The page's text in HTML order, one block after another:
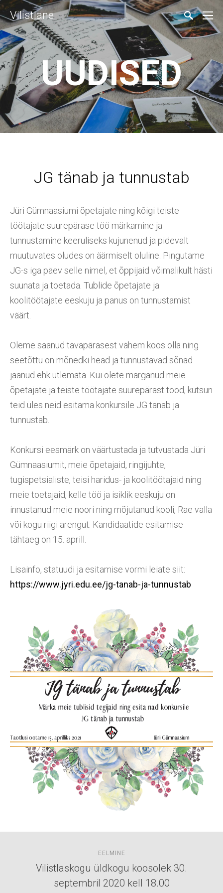
Vilistlane
UUDISED
JG tänab ja tunnustab
Jüri Gümnaasiumi õpetajate ning kõigi teiste
töötajate suurepärase töö märkamine ja
tunnustamine keeruliseks kujunenud ja pidevalt
muutuvates oludes on äärmiselt oluline. Pingutame
JG-s iga päev selle nimel, et õppijaid võimalikult hästi
suunata ja toetada. Tublide õpetajate ja
koolitöötajate eeskuju ja panus on tunnustamist
väärt.
Oleme saanud tavapärasest vähem koos olla ning
seetõttu on mõnedki head ja tunnustavad sõnad
jäänud ehk ütlemata. Kui olete märganud meie
õpetajate ja teiste töötajate suurepärast tööd, kutsun
teid üles neid esitama konkursile JG tänab ja
tunnustab.
Konkursi eesmärk on väärtustada ja tutvustada Jüri
Gümnaasiumit, meie õpetajaid, ringijuhte,
tugispetsialiste, teisi haridus- ja koolitöötajaid ning
meie toetajaid, kelle töö ja isiklik eeskuju on
innustanud meie noori ning mõjutanud kooli, Rae valla
või kogu riigi arengut. Kandidaatide esitamise
tähtaeg on 15. aprill.
Lisainfo, statuudi ja esitamise vormi leiate siit:
https://www.jyri.edu.ee/jg-tanab-ja-tunnustab
EELMINE
Vilistlaskogu üldkogu koosolek 30.
septembril 2020 kell 18.00